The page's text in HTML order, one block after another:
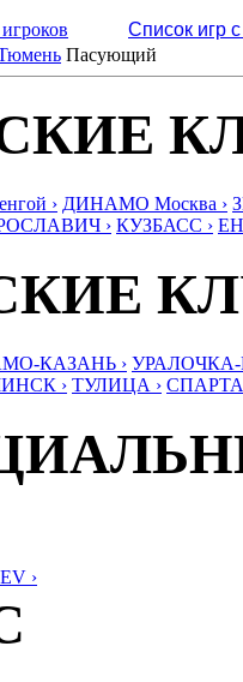
Список игр
Пасующий
› ДИНАМО Москва ›
› КУЗБАСС ›
КАЗАНЬ ›
› ТУЛИЦА › СПАРТА
›